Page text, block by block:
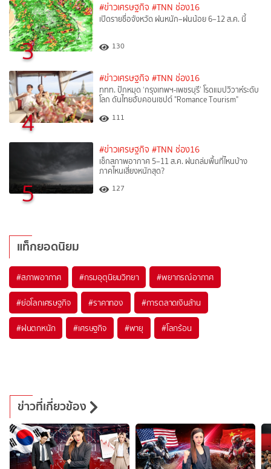
3
#ข่าวเศรษฐกิจ #TNN ช่อง16
เปิดรายชื่อจังหวัด ฝนหนัก–ฝนน้อย 6–12 ส.ค. นี้
130
4
#ข่าวเศรษฐกิจ #TNN ช่อง16
ททท. ปักหมุด ‘กรุงเทพฯ-เพชรบุรี’ โรดแมปวิวาห์ระดับ
โลก ดันไทยฮับคอนเซปต์ "Romance Tourism"
111
5
#ข่าวเศรษฐกิจ #TNN ช่อง16
เช็กสภาพอากาศ 5–11 ส.ค. ฝนถล่มพื้นที่ไหนบ้าง
ภาคไหนเสี่ยงหนักสุด?
127
แท็กยอดนิยม
#สภาพอากาศ #กรมอุตุนิยมวิทยา #พยากรณ์อากาศ
#ย่อโลกเศรษฐกิจ #ราคาทอง #การตลาดเงินล้าน
#ฝนตกหนัก #เศรษฐกิจ #พายุ #โลกร้อน
ข่าวที่เกี่ยวข้อง